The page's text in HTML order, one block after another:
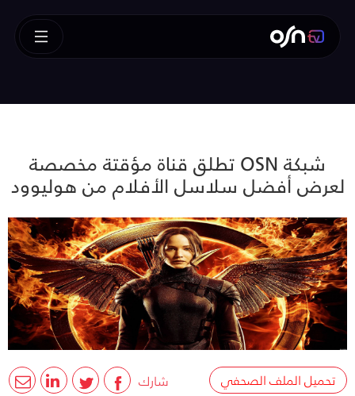
شبكة OSN تطلق قناة مؤقتة مخصصة
لعرض أفضل سلاسل الأفلام من هوليوود
شارك
تحميل الملف الصحفي